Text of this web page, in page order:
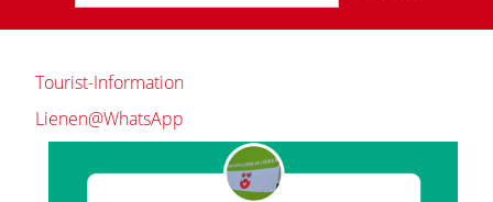
Tourist-Information
Lienen@WhatsApp